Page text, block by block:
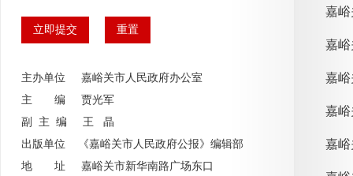
主办单位 嘉峪关市人民政府办公室
主 编 贾光军
副 主 编 王 晶
出版单位 《嘉峪关市人民政府公报》编辑部
地 址 嘉峪关市新华南路广场东口
嘉峪
嘉